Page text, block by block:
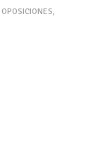
OPOSICIONES,